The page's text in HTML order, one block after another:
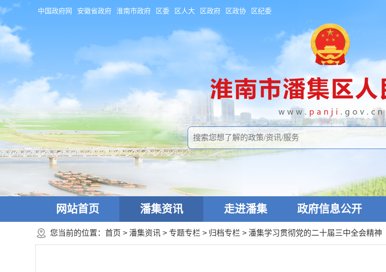
中国政府网 安徽省政府 淮南市政府 区委 区人大 区政府 区政协 区纪委
网站首页 潘集资讯 走进潘集 政府信息公开
您当前的位置： 首页 > 潘集资讯 > 专题专栏 > 归档专栏 > 潘集学习贯彻党的二十届三中全会精神